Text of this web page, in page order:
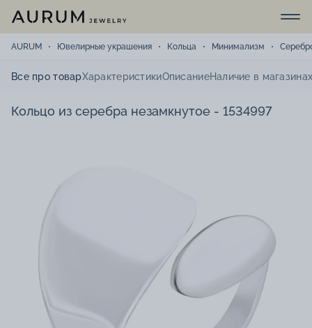
AURUM Ювелирные украшения Кольца Минимализм
Все про товарХарактеристикиОписаниеНаличие в
Кольцо из серебра незамкнутое - 1534997